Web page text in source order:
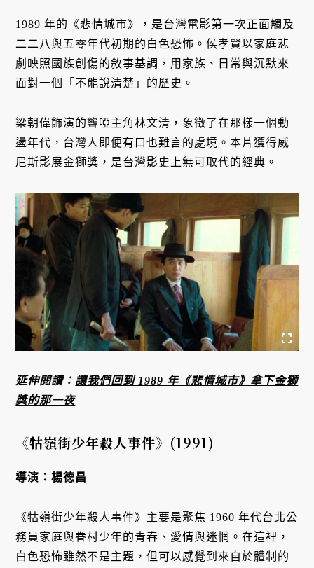
1989 年的《悲情城市》，是台灣電影第一次正面觸及
二二八與五零年代初期的白色恐怖。侯孝賢以家庭悲
劇映照國族創傷的敘事基調，用家族、日常與沉默來
面對一個「不能說清楚」的歷史。
梁朝偉飾演的聾啞主角林文清，象徵了在那樣一個動
盪年代，台灣人即便有口也難言的處境。本片獲得威
尼斯影展金獅獎，是台灣影史上無可取代的經典。
延伸閱讀： 讓我們回到 1989 年《悲情城市》拿下金獅
獎的那一夜
《牯嶺街少年殺人事件》 (1991)
導演：楊德昌
《牯嶺街少年殺人事件》主要是聚焦 1960 年代台北公
務員家庭與眷村少年的青春、愛情與迷惘。在這裡，
白色恐怖雖然不是主題，但可以感覺到來自於體制的